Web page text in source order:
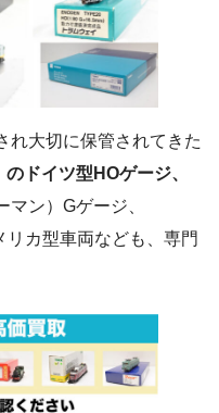
れ大切に保管されてきた
のドイツ型HOゲージ、
マン）Gゲージ、
カ型車両なども、専門